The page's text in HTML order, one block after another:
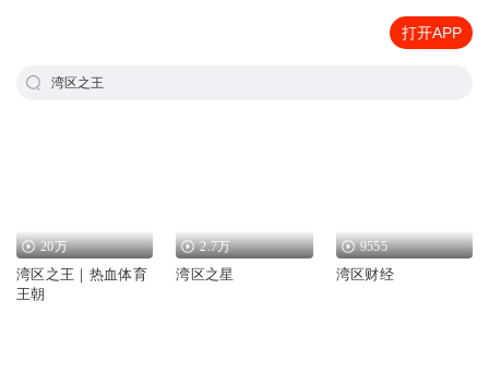
打开APP
湾区之王
20万
湾区之王｜热血体育
王朝
2.7万
湾区之星
9555
湾区财经